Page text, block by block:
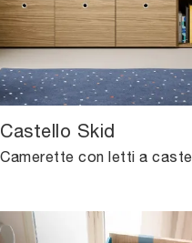
Castello Skid